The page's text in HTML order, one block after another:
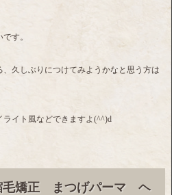
す。
久しぶりにつけてみようかなと思う方は
イト風などできますよ(^^)d
毛矯正 まつげパーマ ヘ